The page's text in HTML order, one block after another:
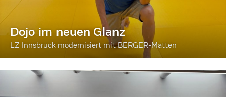
Dojo im neuen Glanz
LZ Innsbruck modernisiert mit BERGER-Matten